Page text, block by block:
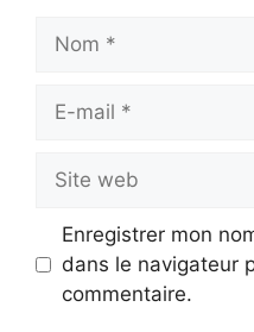
mail
web
Enregistrer mon
dans le navigateur
commentaire.